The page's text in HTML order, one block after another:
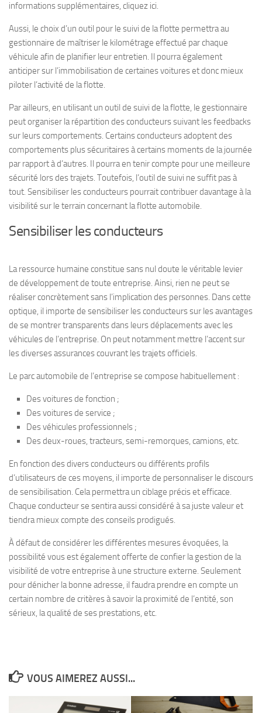
informations supplémentaires, cliquez ici.
Aussi, le choix d’un outil pour le suivi de la flotte permettra au
gestionnaire de maîtriser le kilométrage effectué par chaque
véhicule afin de planifier leur entretien. Il pourra également
anticiper sur l’immobilisation de certaines voitures et donc mieux
piloter l’activité de la flotte.
Par ailleurs, en utilisant un outil de suivi de la flotte, le gestionnaire
peut organiser la répartition des conducteurs suivant les feedbacks
sur leurs comportements. Certains conducteurs adoptent des
comportements plus sécuritaires à certains moments de la journée
par rapport à d’autres. Il pourra en tenir compte pour une meilleure
sécurité lors des trajets. Toutefois, l’outil de suivi ne suffit pas à
tout. Sensibiliser les conducteurs pourrait contribuer davantage à la
visibilité sur le terrain concernant la flotte automobile.
Sensibiliser les conducteurs
La ressource humaine constitue sans nul doute le véritable levier
de développement de toute entreprise. Ainsi, rien ne peut se
réaliser concrètement sans l’implication des personnes. Dans cette
optique, il importe de sensibiliser les conducteurs sur les avantages
de se montrer transparents dans leurs déplacements avec les
véhicules de l’entreprise. On peut notamment mettre l’accent sur
les diverses assurances couvrant les trajets officiels.
Le parc automobile de l’entreprise se compose habituellement :
Des voitures de fonction ;
Des voitures de service ;
Des véhicules professionnels ;
Des deux-roues, tracteurs, semi-remorques, camions, etc.
En fonction des divers conducteurs ou différents profils
d’utilisateurs de ces moyens, il importe de personnaliser le discours
de sensibilisation. Cela permettra un ciblage précis et efficace.
Chaque conducteur se sentira aussi considéré à sa juste valeur et
tiendra mieux compte des conseils prodigués.
À défaut de considérer les différentes mesures évoquées, la
possibilité vous est également offerte de confier la gestion de la
visibilité de votre entreprise à une structure externe. Seulement
pour dénicher la bonne adresse, il faudra prendre en compte un
certain nombre de critères à savoir la proximité de l’entité, son
sérieux, la qualité de ses prestations, etc.
VOUS AIMEREZ AUSSI...